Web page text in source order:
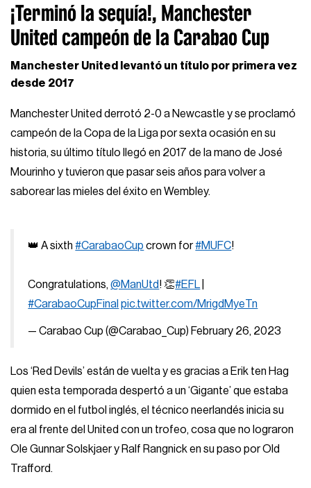
¡Terminó la sequía!, Manchester
United campeón de la Carabao Cup
Manchester United levantó un título por primera vez
desde 2017
Manchester United derrotó 2-0 a Newcastle y se proclamó
campeón de la Copa de la Liga por sexta ocasión en su
historia, su último título llegó en 2017 de la mano de José
Mourinho y tuvieron que pasar seis años para volver a
saborear las mieles del éxito en Wembley.
👑 A sixth#CarabaoCup crown for#MUFC!
Congratulations,@ManUtd! 👏#EFL
#CarabaoCupFinal pic.twitter.com/MrigdMyeTn
— Carabao Cup (@Carabao_Cup) February 26, 2023
Los ‘Red Devils’ están de vuelta y es gracias a Erik ten Hag
quien esta temporada despertó a un ‘Gigante’ que estaba
dormido en el futbol inglés, el técnico neerlandés inicia su
era al frente del United con un trofeo, cosa que no lograron
Ole Gunnar Solskjaer y Ralf Rangnick en su paso por Old
Trafford.